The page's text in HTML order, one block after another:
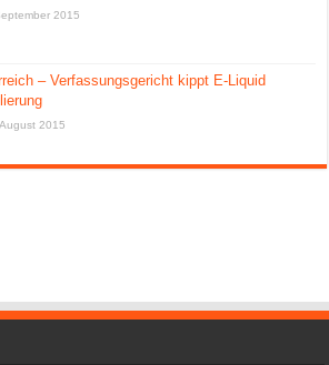
2015
– Verfassungsgericht kippt E-Liquid
2015